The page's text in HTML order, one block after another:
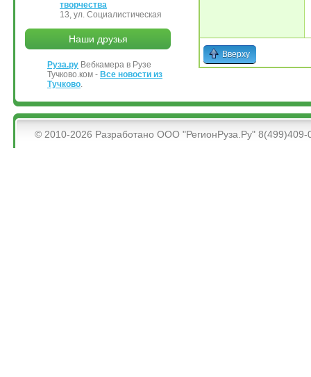
Вверху
творчества
13, ул. Социалистическая
Наши друзья
Руза.ру Вебкамера в Рузе
Тучково.ком - Все новости из
Тучково.
&bsps;
© 2010-2026 Разработано ООО "РегионРуза.Ру" 8(499)409-